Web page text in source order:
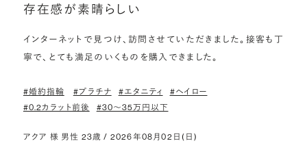
存在感が素晴らしい
インターネットで見つけ、訪問させていただきました。接客も丁
寧で、とても満足のいくものを購入できました。
#婚約指輪 #プラチナ #エタニティ
#ヘイロー
#0.2カラット前後
#30〜35万円以下
アクア 様 男性 23歳 / 2026年08月02日(日)